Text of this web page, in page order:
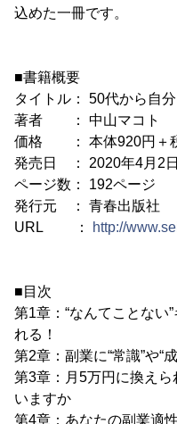
込めた一冊です。
■書籍概要
タイトル： 50代から自
著者 ： 中山マコト
価格 ： 本体920円＋
発売日 ： 2020年4月2日
ページ数： 192ページ
発行元 ： 青春出版社
URL ：
http://
■目次
第1章：“なんてことない
れる！
第2章：副業に“常識”や“
第3章：月5万円に換えら
いますか
第4章：あなたの副業適